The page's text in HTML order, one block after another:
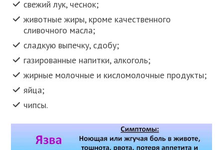
свежий лук, чеснок;
животные жиры, кроме качественного
сливочного масла;
сладкую выпечку, сдобу;
газированные напитки, алкоголь;
жирные молочные и кисломолочные продукты;
яйца;
чипсы.